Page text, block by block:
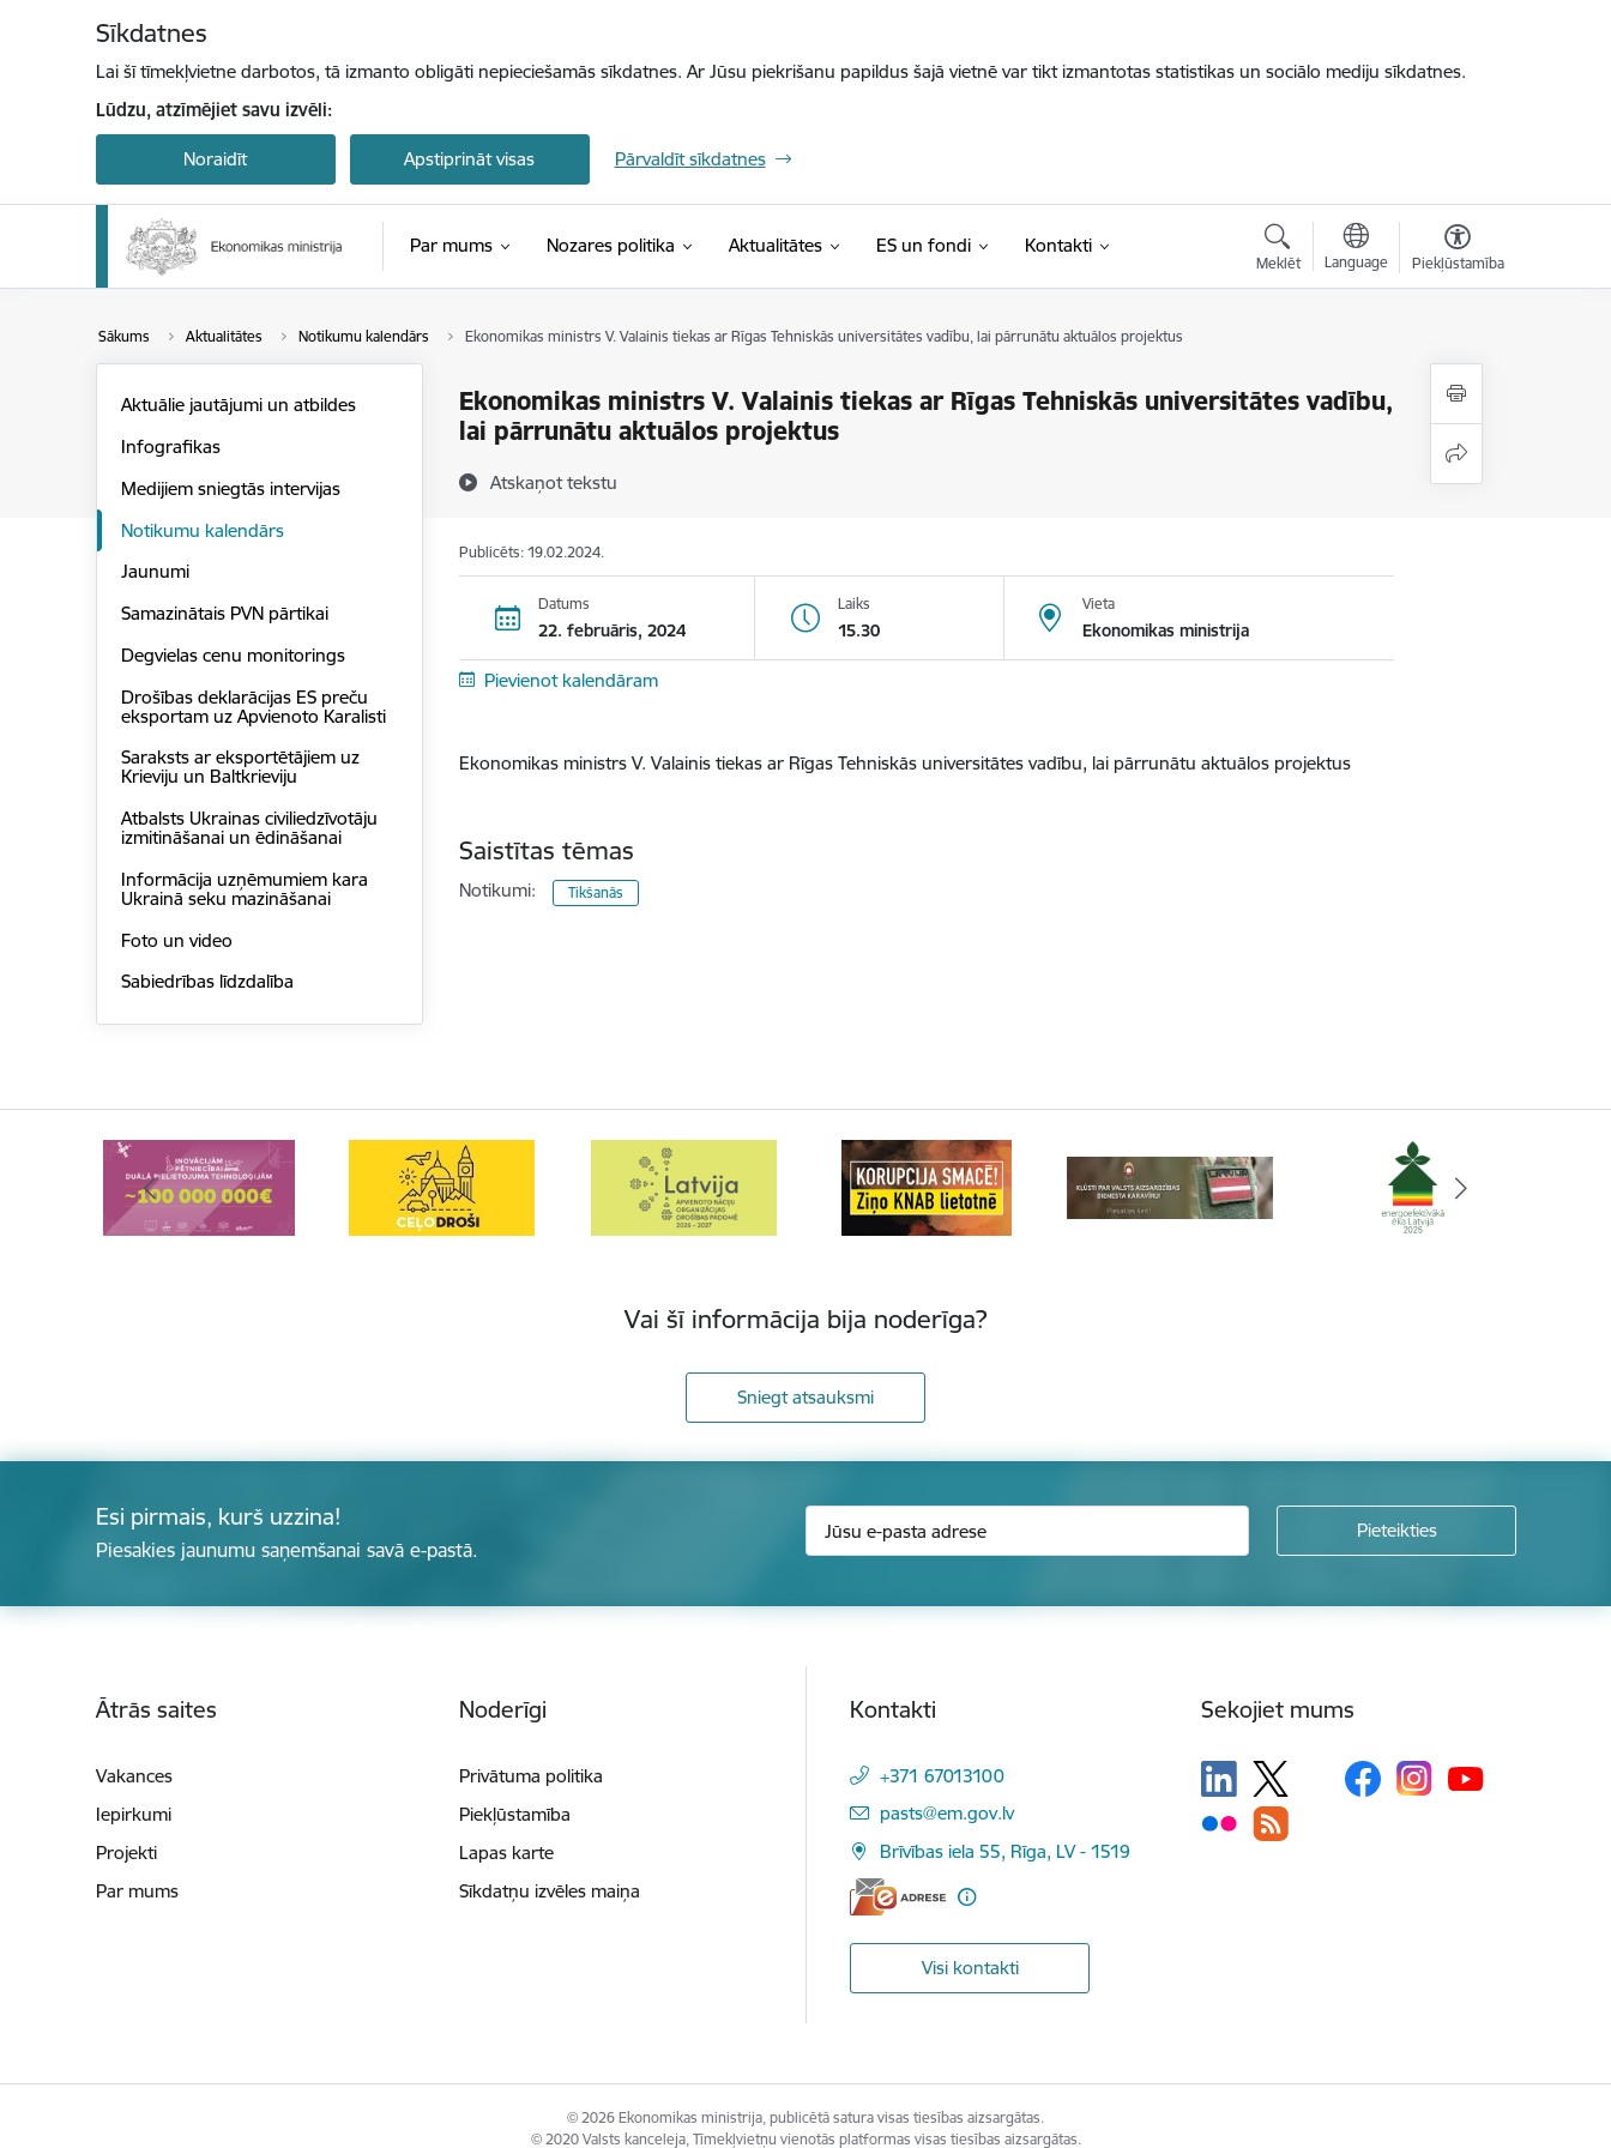
Sīkdatnes
Lai šī tīmekļvietne darbotos, tā izmanto obligāti nepieciešamās sīkdatnes. Ar Jūsu piekrišanu papildus šajā vietnē var tikt izmantotas statistikas un sociālo mediju sīkdatnes.
Lūdzu, atzīmējiet savu izvēli:
Noraidīt Apstiprināt visas Pārvaldīt sīkdatnes
Par mums Nozares politika Aktualitātes ES un fondi Kontakti
Meklēt Language Piekļūstamība
Sākums Aktualitātes Notikumu kalendārs Ekonomikas ministrs V. Valainis tiekas ar Rīgas Tehniskās universitātes vadību, lai pārrunātu aktuālos projektus
Ekonomikas ministrs V. Valainis tiekas ar Rīgas Tehniskās universitātes vadību,
lai pārrunātu aktuālos projektus
Atskaņot tekstu
Aktuālie jautājumi un atbildes
Infografikas
Medijiem sniegtās intervijas
Notikumu kalendārs
Jaunumi
Samazinātais PVN pārtikai
Degvielas cenu monitorings
Drošības deklarācijas ES preču
eksportam uz Apvienoto Karalisti
Saraksts ar eksportētājiem uz
Krieviju un Baltkrieviju
Atbalsts Ukrainas civiliedzīvotāju
izmitināšanai un ēdināšanai
Informācija uzņēmumiem kara
Ukrainā seku mazināšanai
Foto un video
Sabiedrības līdzdalība
Publicēts: 19.02.2024.
Datums
22. februāris, 2024
Laiks
15.30
Vieta
Ekonomikas ministrija
Pievienot kalendāram
Ekonomikas ministrs V. Valainis tiekas ar Rīgas Tehniskās universitātes vadību, lai pārrunātu aktuālos projektus
Saistītas tēmas
Notikumi: Tikšanās
Vai šī informācija bija noderīga?
Sniegt atsauksmi
Esi pirmais, kurš uzzina!
Piesakies jaunumu saņemšanai savā e-pastā.
Ātrās saites
Vakances
Iepirkumi
Projekti
Par mums
Noderīgi
Privātuma politika
Piekļūstamība
Lapas karte
Sīkdatņu izvēles maiņa
Kontakti
+371 67013100
E-pasts:
pasts@em.gov.lv
Brīvības iela 55, Rīga, LV - 1519
Visi kontakti
Sekojiet mums
© 2026 Ekonomikas ministrija, publicētā satura visas tiesības aizsargātas.
© 2020 Valsts kanceleja, Tīmekļvietņu vienotās platformas visas tiesības aizsargātas.